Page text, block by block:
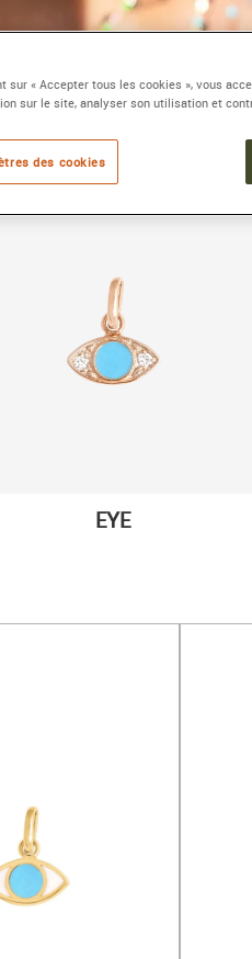
EYE
sur « Accepter tous les cookies », vous
sur le site, analyser son utilisation et
des cookies